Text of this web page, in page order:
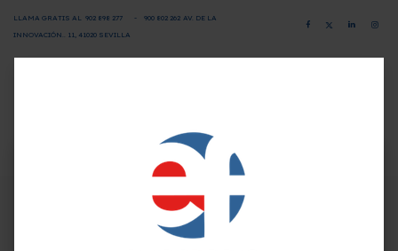
LLAMA GRATIS AL 902 898 277 - 900 802 262 AV. DE LA
INNOVACIÓN.. 11, 41020 SEVILLA
Programa-Contenido
¿Quieres formarte GRATIS y
mejorar tu perfil profesional?
Empieza hoy mismo. Te ayudamos a elegir el